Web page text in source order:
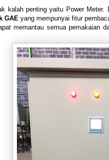
kalah penting yaitu Power Meter.
GAE yang mempunyai fitur
memantau semua pemakaian